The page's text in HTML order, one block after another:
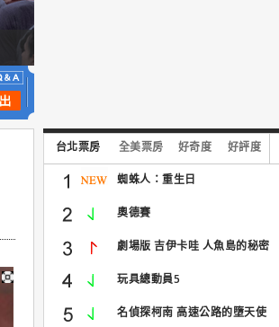
台北票房 全美票房 好奇度 好評度
蜘蛛人：重生日
奧德賽
劇場版 吉伊卡哇 人魚島的秘密
玩具總動員5
名偵探柯南 高速公路的墮天使